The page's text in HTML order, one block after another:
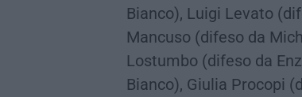
Bianco), Luigi Levato
Mancuso (difeso da
Lostumbo (difeso da
Bianco), Giulia Procopi